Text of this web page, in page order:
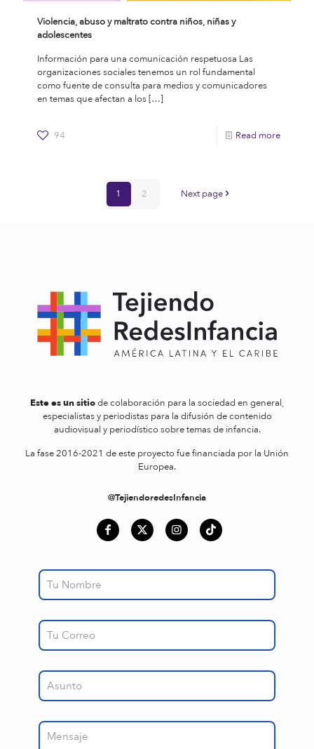
Violencia, abuso y maltrato contra niños, niñas y
adolescentes
Información para una comunicación respetuosa Las
organizaciones sociales tenemos un rol fundamental
como fuente de consulta para medios y comunicadores
en temas que afectan a los […]
94 Read more
1 2 Next page
Este es un sitiode colaboración para la sociedad en general,
especialistas y periodistas para la difusión de contenido
audiovisual y periodístico sobre temas de infancia.
La fase 2016-2021 de este proyecto fue financiada por la Unión
Europea.
@TejiendoredesInfancia